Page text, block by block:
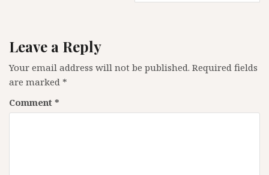
Leave a Reply
Your email address will not be published. Required fields
are marked *
Comment *